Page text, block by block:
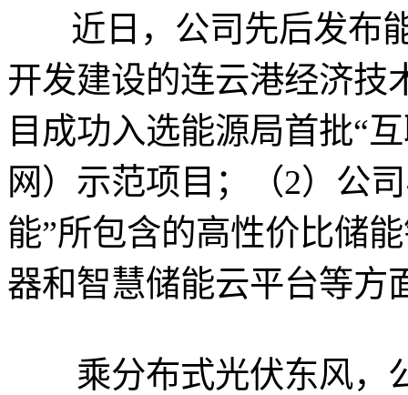
近日，公司先后发布能
开发建设的连云港经济技
目成功入选能源局首批“
网）示范项目；（2）公
能”所包含的高性价比储
器和智慧储能云平台等方
乘分布式光伏东风，